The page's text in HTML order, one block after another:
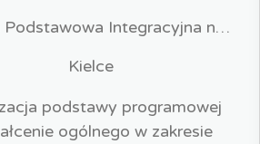
Szkoła Podstawowa Integracyjna nr 11 w Kielcach
Kielce
podstawy programowej
ogólnego w zakresie